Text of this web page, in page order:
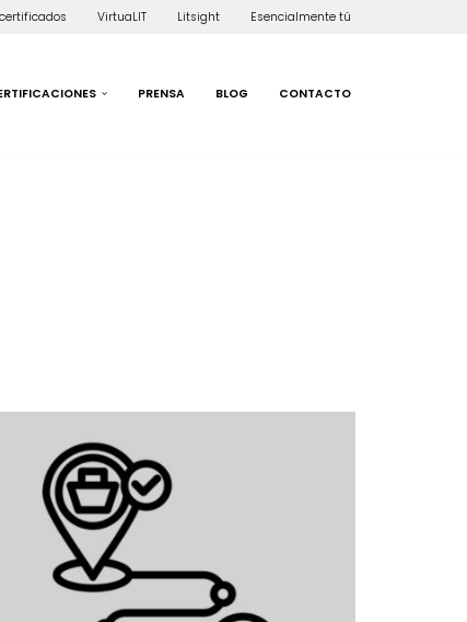
VirtuaLIT Litsight Esencialmente tú
PRENSA BLOG CONTACTO